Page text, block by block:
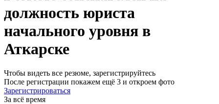
должность юриста
начального уровня в
Аткарске
Чтобы видеть все резюме, зарегистрируйтесь
После регистрации покажем ещё 3 и откроем фото
Зарегистрироваться
За всё время